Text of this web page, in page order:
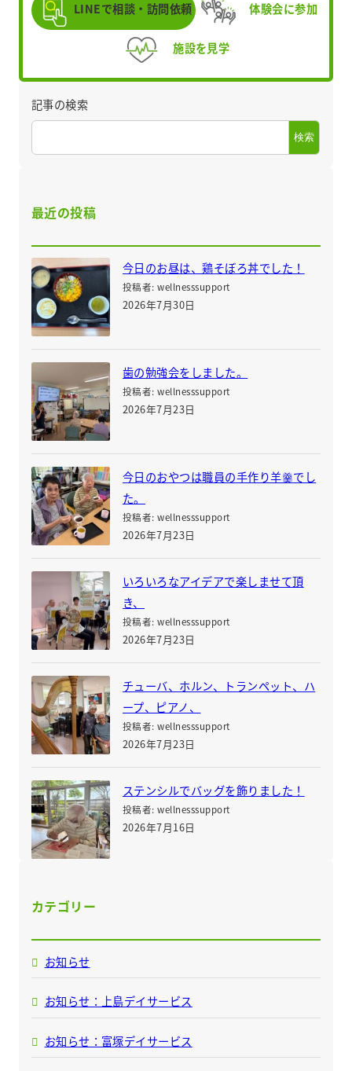
LINEで相談・訪問依頼 体験会に参加
施設を見学
記事の検索
検索
最近の投稿
今日のお昼は、鶏そぼろ丼でした！
投稿者: wellnesssupport
2026年7月30日
歯の勉強会をしました。
投稿者: wellnesssupport
2026年7月23日
今日のおやつは職員の手作り羊羹でし
た。
投稿者: wellnesssupport
2026年7月23日
いろいろなアイデアで楽しませて頂
き、
投稿者: wellnesssupport
2026年7月23日
チューバ、ホルン、トランペット、ハ
ープ、ピアノ、
投稿者: wellnesssupport
2026年7月23日
ステンシルでバッグを飾りました！
投稿者: wellnesssupport
2026年7月16日
カテゴリー
お知らせ
お知らせ：上島デイサービス
お知らせ：富塚デイサービス